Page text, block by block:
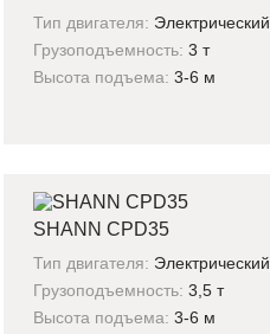
Тип двигателя: Электрический
Грузоподъемность: 3 т
Высота подъема: 3-6 м
SHANN CPD35
Тип двигателя: Электрический
Грузоподъемность: 3,5 т
Высота подъема: 3-6 м